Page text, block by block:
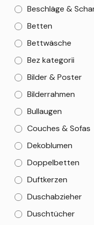
Beschläge &
Betten
Bettwäsche
Bez kategorii
Bilder & Poster
Bilderrahmen
Bullaugen
Couches & Sofas
Dekoblumen
Doppelbetten
Duftkerzen
Duschabzieher
Duschtücher